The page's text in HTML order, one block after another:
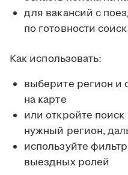
для вакансий с
по готовности
Как использовать:
выберите регион и
на карте
или откройте
нужный регион,
используйте
выездных ролей